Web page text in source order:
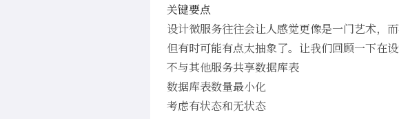
关键要点
设计微服务往往会让人感觉更像是一门艺术，
但有时可能有点太抽象了。让我们回顾一下在
不与其他服务共享数据库表
数据库表数量最小化
考虑有状态和无状态